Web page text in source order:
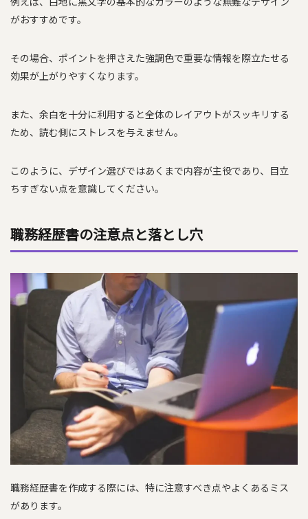
がおすすめです。
その場合、ポイントを押さえた強調色で重要な情報を際立たせる
効果が上がりやすくなります。
また、余白を十分に利用すると全体のレイアウトがスッキリする
ため、読む側にストレスを与えません。
このように、デザイン選びではあくまで内容が主役であり、目立
ちすぎない点を意識してください。
職務経歴書の注意点と落とし穴
職務経歴書を作成する際には、特に注意すべき点やよくあるミス
があります。